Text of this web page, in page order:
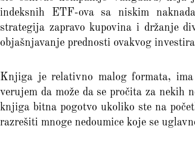
indeksnih ETF-ova sa niskim
strategija zapravo kupovina i držanje
objašnjavanje prednosti ovakvog
Knjiga je relativno malog formata,
verujem da može da se pročita za nekih
knjiga bitna pogotvo ukoliko ste na
razrešiti mnoge nedoumice koje se